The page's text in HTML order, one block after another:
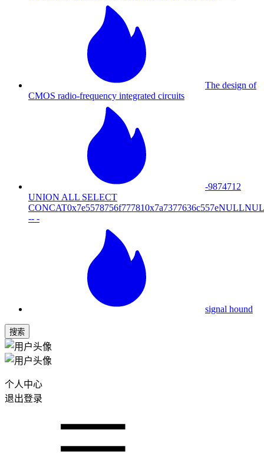
The design of
CMOS radio-frequency integrated circuits
-9874712
UNION ALL SELECT
-- -
signal hound
搜索
个人中心
退出登录